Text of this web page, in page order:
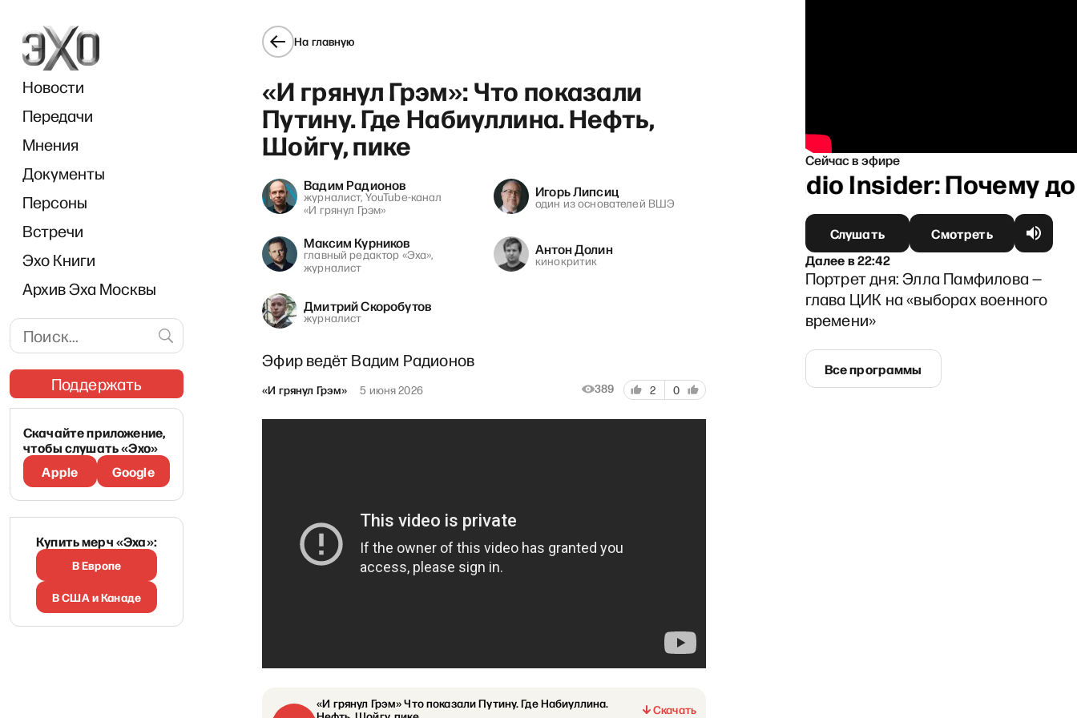
Новости
Передачи
Мнения
Документы
Персоны
Встречи
Эхо Книги
Архив Эха Москвы
Поддержать
Скачайте приложение,
чтобы слушать «Эхо»
Apple
Google
Купить мерч «Эха»:
В Европе
В США и Канаде
На главную
«И грянул Грэм»: Что показали
Путину. Где Набиуллина. Нефть,
Шойгу, пике
Вадим Радионов
журналист, YouTube-канал
«И грянул Грэм»
Игорь Липсиц
один из основателей ВШЭ
Максим Курников
главный редактор «Эха»,
журналист
Антон Долин
кинокритик
Дмитрий Скоробутов
журналист
Эфир ведёт Вадим Радионов
«И грянул Грэм» 5 июня 2026 389 2 0
«И грянул Грэм» Что показали Путину. Где Набиуллина.
Скачать
Сейчас в эфире
Radio Insider: Почему
Слушать
Смотреть
Далеев22:42
Портрет дня: Элла Памфилова —
глава ЦИК на «выборах военного
времени»
Все программы